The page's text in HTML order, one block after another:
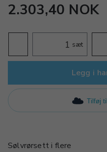
2.303,40 NOK
sæt
Legg i
Tilføj
Sølvrørsett i flere